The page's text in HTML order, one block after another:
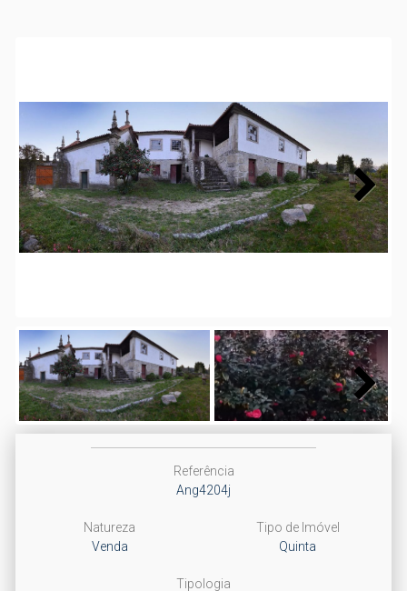
Next
Next
Referência
Ang4204j
Natureza
Venda
Tipo de Imóvel
Quinta
Tipologia